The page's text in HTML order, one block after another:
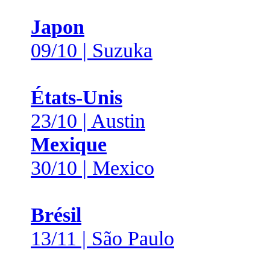
Japon
09/10 | Suzuka
États-Unis
23/10 | Austin
Mexique
30/10 | Mexico
Brésil
13/11 | São Paulo